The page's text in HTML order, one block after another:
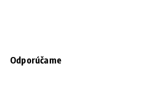
Odporúčame